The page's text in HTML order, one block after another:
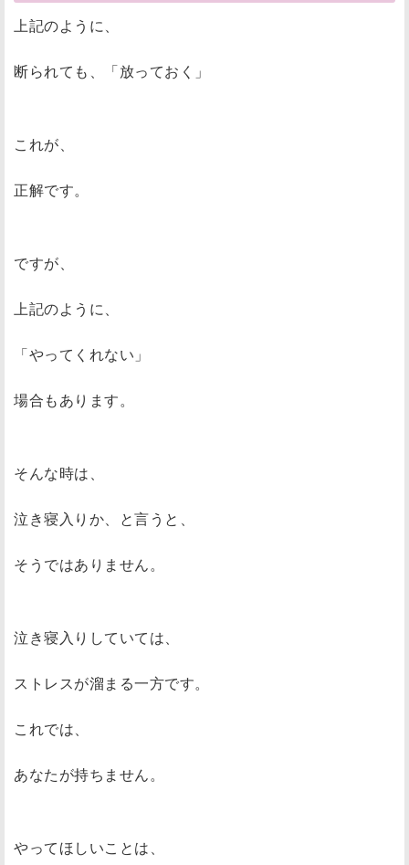
上記のように、
断られても、「放っておく」
これが、
正解です。
ですが、
上記のように、
「やってくれない」
場合もあります。
そんな時は、
泣き寝入りか、と言うと、
そうではありません。
泣き寝入りしていては、
ストレスが溜まる一方です。
これでは、
あなたが持ちません。
やってほしいことは、